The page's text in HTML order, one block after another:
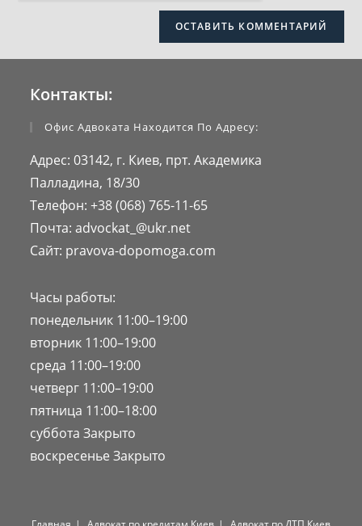
Контакты:
Офис Адвоката Находится По Адресу:
Адрес: 03142, г. Киев, прт. Академика
Палладина, 18/30
Телефон: +38 (068) 765-11-65
Почта: advockat_@ukr.net
Сайт: pravova-dopomoga.com
Часы работы:
понедельник 11:00–19:00
вторник 11:00–19:00
среда 11:00–19:00
четверг 11:00–19:00
пятница 11:00–18:00
суббота Закрыто
воскресенье Закрыто